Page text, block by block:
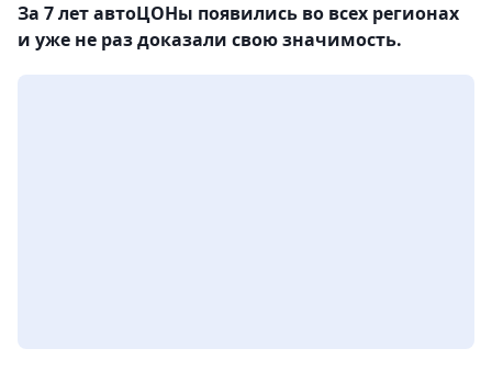
За 7 лет автоЦОНы появились во всех регионах
и уже не раз доказали свою значимость.